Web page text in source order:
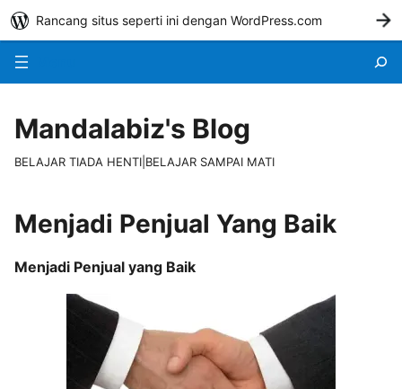
Mandalabiz's Blog
BELAJAR TIADA HENTI|BELAJAR SAMPAI MATI
Menjadi Penjual Yang Baik
Menjadi Penjual yang Baik
Rancang situs seperti ini dengan WordPress.com